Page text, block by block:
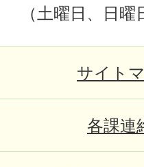
（土曜日、日
サイト
各課連